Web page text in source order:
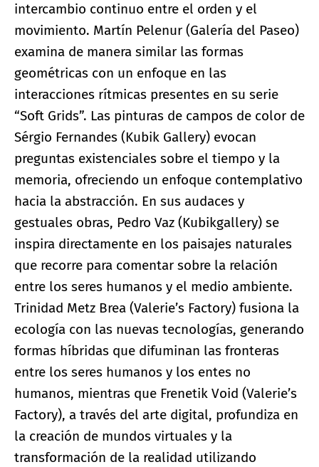
intercambio continuo entre el orden y el
movimiento. Martín Pelenur (Galería del Paseo)
examina de manera similar las formas
geométricas con un enfoque en las
interacciones rítmicas presentes en su serie
“Soft Grids”. Las pinturas de campos de color de
Sérgio Fernandes (Kubik Gallery) evocan
preguntas existenciales sobre el tiempo y la
memoria, ofreciendo un enfoque contemplativo
hacia la abstracción. En sus audaces y
gestuales obras, Pedro Vaz (Kubikgallery) se
inspira directamente en los paisajes naturales
que recorre para comentar sobre la relación
entre los seres humanos y el medio ambiente.
Trinidad Metz Brea (Valerie’s Factory) fusiona la
ecología con las nuevas tecnologías, generando
formas híbridas que difuminan las fronteras
entre los seres humanos y los entes no
humanos, mientras que Frenetik Void (Valerie’s
Factory), a través del arte digital, profundiza en
la creación de mundos virtuales y la
transformación de la realidad utilizando